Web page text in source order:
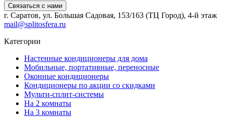
Связаться с нами
г. Саратов, ул. Большая Садовая, 153/163 (ТЦ Город), 4-й этаж
mail@splitosfera.ru
Категории
Настенные кондиционеры для дома
Мобильные, портативные, переносные
Оконные кондиционеры
Кондиционеры по акции со скидками
Мульти-сплит-системы
На 2 комнаты
На 3 комнаты